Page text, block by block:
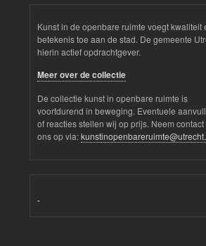
Kunst in de openbare ruimte voegt kwaliteit
betekenis toe aan de stad. De gemeente
hierin actief opdrachtgever.
Meer over de collectie
De collectie kunst in openbare ruimte is
voortdurend in beweging. Eventuele
of reacties stellen wij op prijs. Neem contact
ons op via:
.